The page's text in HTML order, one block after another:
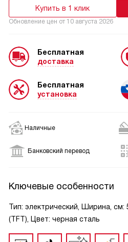
Купить в 1 клик
Обновление цен от 10 августа 2026
Бесплатная
доставка
Бесплатная
установка
Наличные
Банковский перевод
Ключевые особенности
Тип: электрический, Ширина, см:
(TFT), Цвет: черная сталь